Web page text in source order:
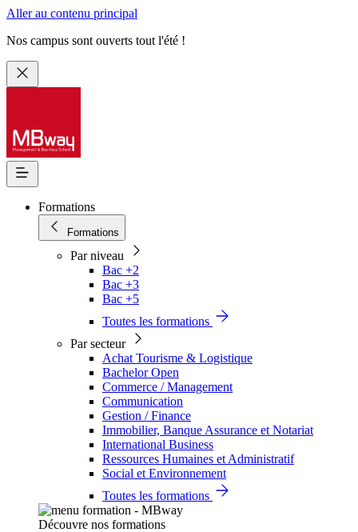
Aller au contenu principal
Nos campus sont ouverts tout l'été !
Formations
Formations
Par niveau
Bac +2
Bac +3
Bac +5
Toutes les formations
Par secteur
Achat Tourisme & Logistique
Bachelor Open
Commerce / Management
Communication
Gestion / Finance
Immobilier, Banque Assurance et Notariat
International Business
Ressources Humaines et Administratif
Social et Environnement
Toutes les formations
Découvre nos formations